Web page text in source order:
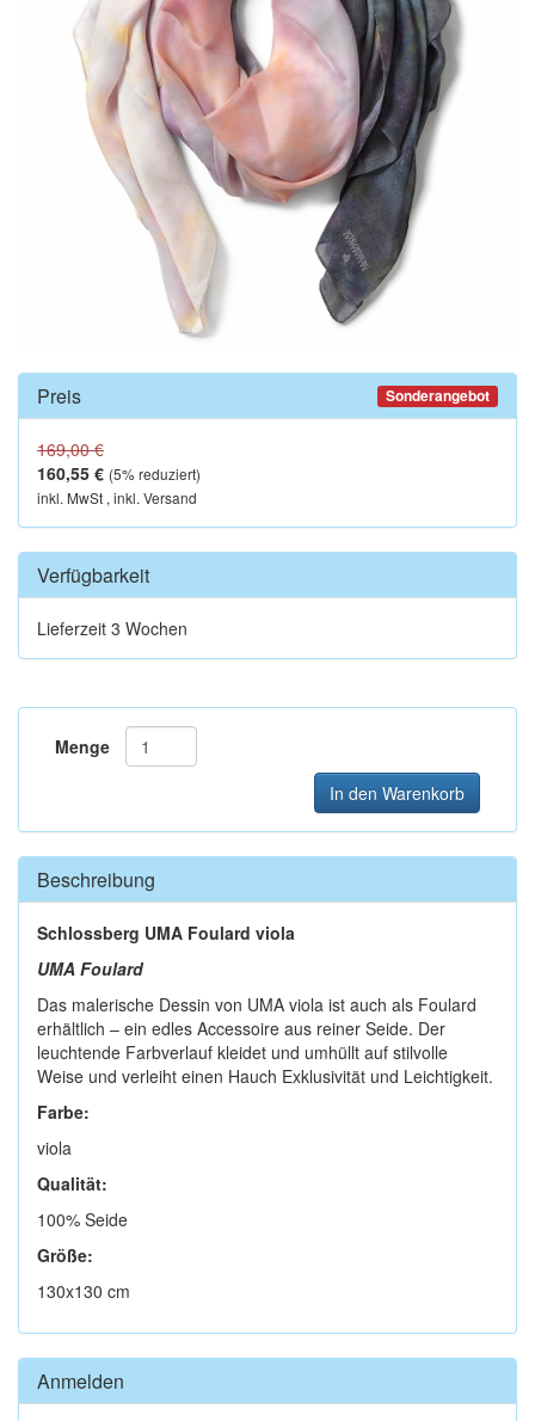
Preis Sonderangebot
169,00 €
160,55 € (5% reduziert)
inkl. MwSt , inkl. Versand
Verfügbarkeit
Lieferzeit 3 Wochen
Menge
In den Warenkorb
Beschreibung
Schlossberg UMA Foulard viola
UMA Foulard
Das malerische Dessin von UMA viola ist auch als Foulard
erhältlich – ein edles Accessoire aus reiner Seide. Der
leuchtende Farbverlauf kleidet und umhüllt auf stilvolle
Weise und verleiht einen Hauch Exklusivität und Leichtigkeit.
Farbe:
viola
Qualität:
100% Seide
Größe:
130x130 cm
Anmelden